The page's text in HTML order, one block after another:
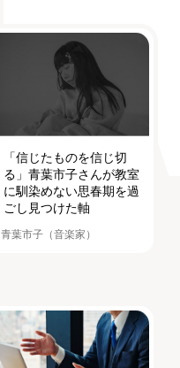
「信じたものを信じ切
る」青葉市子さんが教室
に馴染めない思春期を過
ごし見つけた軸
青葉市子（音楽家）